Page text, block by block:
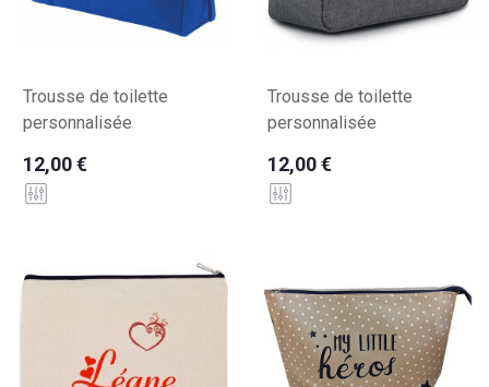
Trousse de toilette
personnalisée
12,00 €
Trousse de toilette
personnalisée
12,00 €